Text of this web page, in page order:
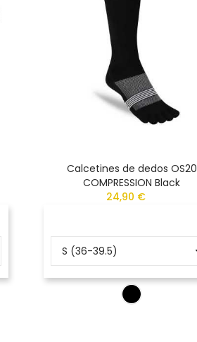
Calcetines de dedos OS20
COMPRESSION Black
24,90 €